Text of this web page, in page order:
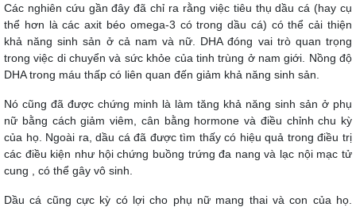
Các nghiên cứu gần đây đã chỉ ra rằng việc tiêu thụ dầu cá (hay cụ
thể hơn là các axit béo omega-3 có trong dầu cá) có thể cải thiện
khả năng sinh sản ở cả nam và nữ. DHA đóng vai trò quan trọng
trong việc di chuyển và sức khỏe của tinh trùng ở nam giới. Nồng độ
DHA trong máu thấp có liên quan đến giảm khả năng sinh sản.
Nó cũng đã được chứng minh là làm tăng khả năng sinh sản ở phụ
nữ bằng cách giảm viêm, cân bằng hormone và điều chỉnh chu kỳ
của họ. Ngoài ra, dầu cá đã được tìm thấy có hiệu quả trong điều trị
các điều kiện như hội chứng buồng trứng đa nang và lạc nội mạc tử
cung , có thể gây vô sinh.
Dầu cá cũng cực kỳ có lợi cho phụ nữ mang thai và con của họ.